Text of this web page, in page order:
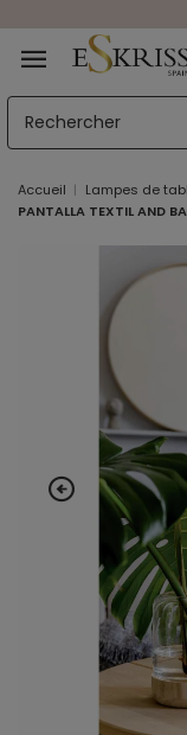
Accueil Lampes de
PANTALLA TEXTIL AND